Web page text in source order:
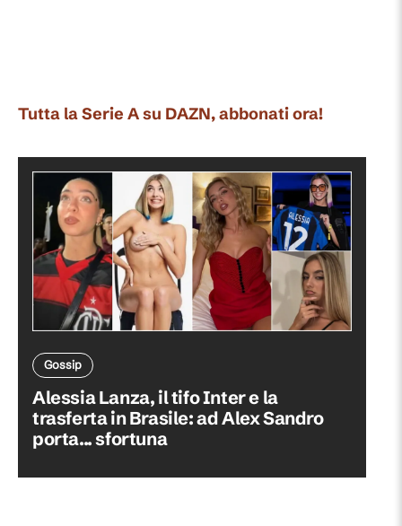
Tutta la Serie A su DAZN, abbonati ora!
Gossip
Alessia Lanza, il tifo Inter e la
trasferta in Brasile: ad Alex Sandro
porta... sfortuna